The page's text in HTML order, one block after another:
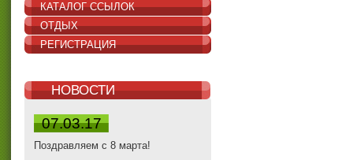
КАТАЛОГ ССЫЛОК
ОТДЫХ
РЕГИСТРАЦИЯ
НОВОСТИ
07.03.17
Поздравляем с 8 марта!